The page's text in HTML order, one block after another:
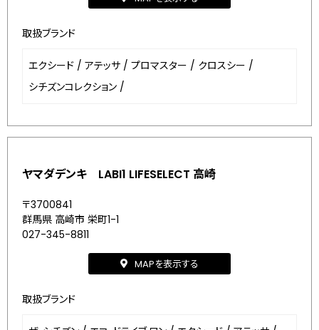
取扱ブランド
エクシード / アテッサ / プロマスター / クロスシー /
シチズンコレクション /
ヤマダデンキ LABI1 LIFESELECT 高崎
〒3700841
群馬県 高崎市 栄町1-1
027-345-8811
MAPを表示する
取扱ブランド